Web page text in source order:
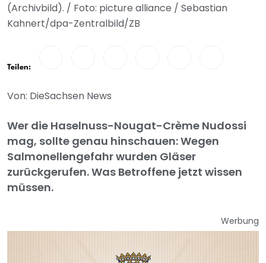
(Archivbild). / Foto: picture alliance / Sebastian
Kahnert/dpa-Zentralbild/ZB
Teilen:
Von: DieSachsen News
Wer die Haselnuss-Nougat-Crème Nudossi
mag, sollte genau hinschauen: Wegen
Salmonellengefahr wurden Gläser
zurückgerufen. Was Betroffene jetzt wissen
müssen.
Werbung